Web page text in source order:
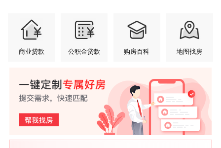
商业贷款 公积金贷款 购房百科 地图找房